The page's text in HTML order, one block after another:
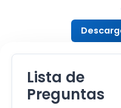
Lista de
Preguntas